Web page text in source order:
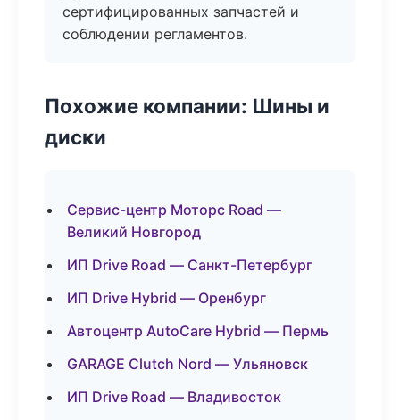
сертифицированных запчастей и
соблюдении регламентов.
Похожие компании: Шины и
диски
Сервис-центр Моторс Road —
Великий Новгород
ИП Drive Road — Санкт-Петербург
ИП Drive Hybrid — Оренбург
Автоцентр AutoCare Hybrid — Пермь
GARAGE Clutch Nord — Ульяновск
ИП Drive Road — Владивосток